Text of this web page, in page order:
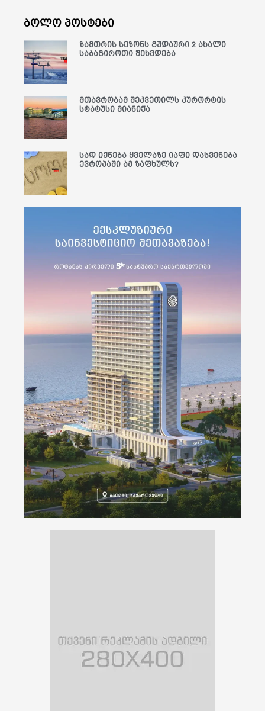
ბოლო პოსტები
ზამთრის სეზონს გუდაური 2 ახალი
საბაგიროთი შეხვდება
მთავრობამ შეკვეთილს კურორტის
სტატუსი მიანიჭა
სად იქნება ყველაზე იაფი დასვენება
ევროპაში ამ ზაფხულს?